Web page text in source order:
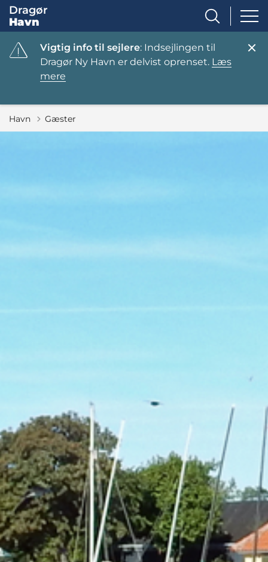
Dragør
Havn
Vigtig info til sejlere: Indsejlingen til
Dragør Ny Havn er delvist oprenset. Læs
mere
Havn Gæster